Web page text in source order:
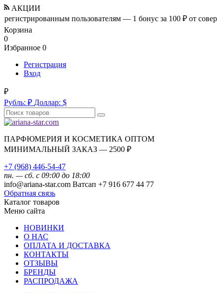
АКЦИИ
пользователям — 1 бонус за 100 ₽ от
Корзина
0
Избранное 0
Регистрация
Вход
₽
Рубль: ₽ Доллар: $
ПАРФЮМЕРИЯ И КОСМЕТИКА ОПТОМ
МИНИМАЛЬНЫЙ ЗАКАЗ — 2500 ₽
+7 (968) 446-54-47
пн. — сб. с 09:00 до 18:00
info@ariana-star.com Ватсап +7 916 677 44 77
Обратная связь
Каталог товаров
Меню сайта
НОВИНКИ
О НАС
ОПЛАТА И ДОСТАВКА
КОНТАКТЫ
ОТЗЫВЫ
БРЕНДЫ
РАСПРОДАЖА